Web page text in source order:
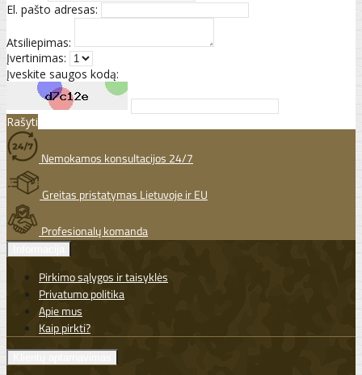
El. pašto adresas:
Atsiliepimas:
Įvertinimas:
Įveskite saugos kodą:
Rašyti
Nemokamos konsultacijos 24/7
Greitas pristatymas Lietuvoje ir EU
Profesionalų komanda
Pirkimo sąlygos ir taisyklės
Privatumo politika
Apie mus
Kaip pirkti?